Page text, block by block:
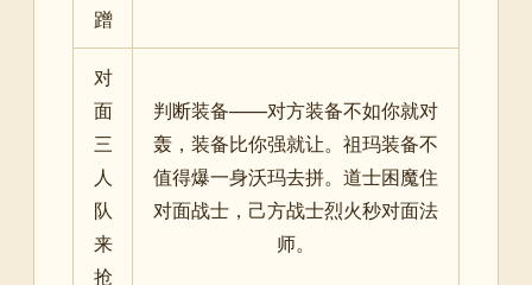
蹭
对
面
三
人
队
来
抢
判断装备——对方装备不如你就对
轰，装备比你强就让。祖玛装备不
值得爆一身沃玛去拼。道士困魔住
对面战士，己方战士烈火秒对面法
师。